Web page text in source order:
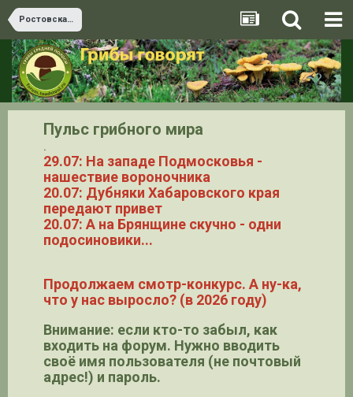
Ростовская область
Пульс грибного мира
.
29.07: На западе Подмосковья -
нашествие вороночника
20.07: Дубняки Хабаровского края
передают привет
20.07: А на Брянщине скучно - одни
подосиновики...
Продолжаем смотр-конкурс. А ну-ка,
что у нас выросло? (в 2026 году)
Внимание: если кто-то забыл, как
входить на форум. Нужно вводить
своё имя пользователя (не почтовый
адрес!) и пароль.